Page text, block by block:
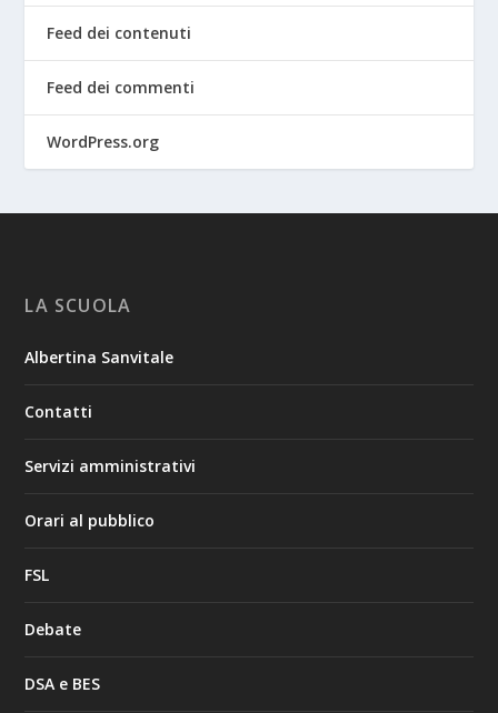
Feed dei contenuti
Feed dei commenti
WordPress.org
LA SCUOLA
Albertina Sanvitale
Contatti
Servizi amministrativi
Orari al pubblico
FSL
Debate
DSA e BES